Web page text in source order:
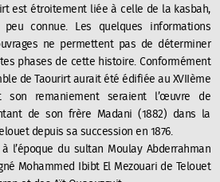
est étroitement liée à celle de la kasbah,
connue. Les quelques informations
ne permettent pas de déterminer
phases de cette histoire. Conformément
de Taourirt aurait été édifiée au XVIIème
son remaniement seraient l’œuvre de
de son frère Madani (1882) dans la
depuis sa succession en 1876.
l’époque du sultan Moulay Abderrahman
Mohammed Ibibt El Mezouari de Telouet